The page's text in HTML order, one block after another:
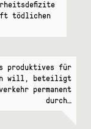
tödlichen
produktives für
will, beteiligt
permanent
durch…